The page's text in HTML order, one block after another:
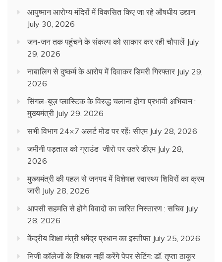
आयुष्मान आरोग्य मंदिरों में विकसित किए जा रहे औषधीय उद्यान
July 30, 2026
जन-जन तक पहुंचने के संकल्प को साकार कर रही चौपालें July
29, 2026
नाबालिग से दुष्कर्म के आरोप में दिवाकर डिमरी गिरफ्तार July 29,
2026
सिंगल-यूज़ प्लास्टिक के विरुद्ध चलाना होगा प्रभावी अभियान :
मुख्यमंत्री July 29, 2026
सभी विभाग 24×7 अलर्ट मोड पर रहेंः सीएम July 28, 2026
जमीनी पड़ताल को ग्राउंड जीरो पर उतरे डीएम July 28,
2026
मुख्यमंत्री की पहल से जनपद में विशेषज्ञ स्वास्थ्य शिविरों का क्रम
जारी July 28, 2026
आपसी सहमति से होंगे विवादों का त्वरित निस्तारण : सचिव July
28, 2026
केंद्रीय शिक्षा मंत्री धमेंद्र प्रधान का इस्तीफा July 25, 2026
निजी कॉलेजों के शिक्षक नहीं करेंगे पेपर सेटिंग: डॉ. तृप्ता ठाकुर